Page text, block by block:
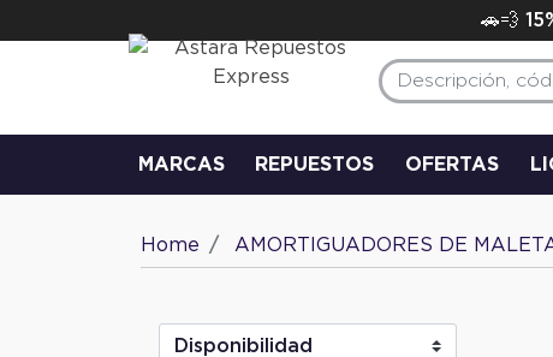
🚗💨
MARCAS REPUESTOS OFERTAS
Home AMORTIGUADORES DE